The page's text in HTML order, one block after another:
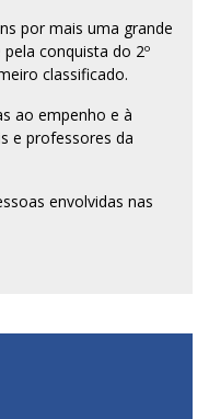
por mais uma grande
conquista do 2º
classificado.
ao empenho e à
e professores da
envolvidas nas